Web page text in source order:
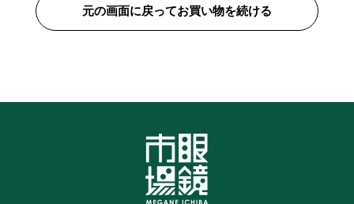
元の画面に戻ってお買い物を続ける